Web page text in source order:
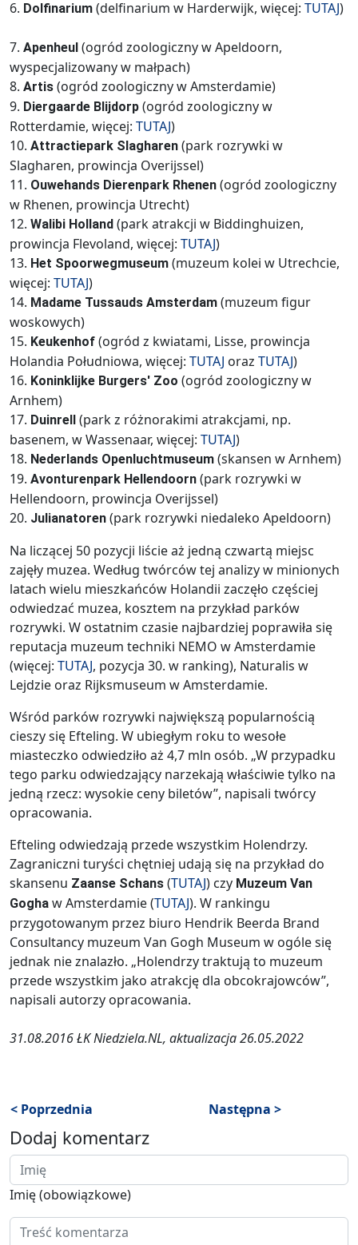
6. Dolfinarium (delfinarium w Harderwijk, więcej: TUTAJ)
7. Apenheul (ogród zoologiczny w Apeldoorn,
wyspecjalizowany w małpach)
8. Artis (ogród zoologiczny w Amsterdamie)
9. Diergaarde Blijdorp (ogród zoologiczny w
Rotterdamie, więcej: TUTAJ)
10. Attractiepark Slagharen (park rozrywki w
Slagharen, prowincja Overijssel)
11. Ouwehands Dierenpark Rhenen (ogród zoologiczny
w Rhenen, prowincja Utrecht)
12. Walibi Holland (park atrakcji w Biddinghuizen,
prowincja Flevoland, więcej: TUTAJ)
13. Het Spoorwegmuseum (muzeum kolei w Utrechcie,
więcej: TUTAJ)
14. Madame Tussauds Amsterdam (muzeum figur
woskowych)
15. Keukenhof (ogród z kwiatami, Lisse, prowincja
Holandia Południowa, więcej: TUTAJ oraz TUTAJ)
16. Koninklijke Burgers' Zoo (ogród zoologiczny w
Arnhem)
17. Duinrell (park z różnorakimi atrakcjami, np.
basenem, w Wassenaar, więcej: TUTAJ)
18. Nederlands Openluchtmuseum (skansen w Arnhem)
19. Avonturenpark Hellendoorn (park rozrywki w
Hellendoorn, prowincja Overijssel)
20. Julianatoren (park rozrywki niedaleko Apeldoorn)
Na liczącej 50 pozycji liście aż jedną czwartą miejsc
zajęły muzea. Według twórców tej analizy w minionych
latach wielu mieszkańców Holandii zaczęło częściej
odwiedzać muzea, kosztem na przykład parków
rozrywki. W ostatnim czasie najbardziej poprawiła się
reputacja muzeum techniki NEMO w Amsterdamie
(więcej: TUTAJ, pozycja 30. w ranking), Naturalis w
Lejdzie oraz Rijksmuseum w Amsterdamie.
Wśród parków rozrywki największą popularnością
cieszy się Efteling. W ubiegłym roku to wesołe
miasteczko odwiedziło aż 4,7 mln osób. „W przypadku
tego parku odwiedzający narzekają właściwie tylko na
jedną rzecz: wysokie ceny biletów”, napisali twórcy
opracowania.
Efteling odwiedzają przede wszystkim Holendrzy.
Zagraniczni turyści chętniej udają się na przykład do
skansenu Zaanse Schans (TUTAJ) czy Muzeum Van
Gogha w Amsterdamie (TUTAJ). W rankingu
przygotowanym przez biuro Hendrik Beerda Brand
Consultancy muzeum Van Gogh Museum w ogóle się
jednak nie znalazło. „Holendrzy traktują to muzeum
przede wszystkim jako atrakcję dla obcokrajowców”,
napisali autorzy opracowania.
31.08.2016 ŁK Niedziela.NL, aktualizacja 26.05.2022
< Poprzednia Następna >
Dodaj komentarz
Imię (obowiązkowe)